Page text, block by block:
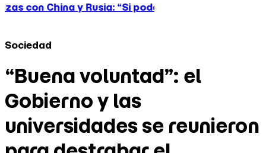
“Si podemos lograr victorias para EE.UU.,
Sociedad
“Buena voluntad”: el
Gobierno y las
universidades se reunieron